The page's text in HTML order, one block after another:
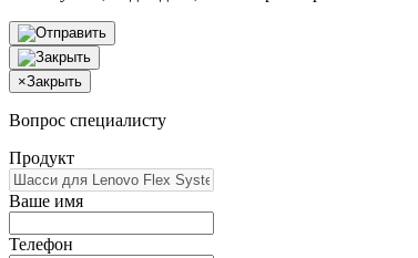
×Закрыть
Вопрос специалисту
Продукт
Ваше имя
Телефон